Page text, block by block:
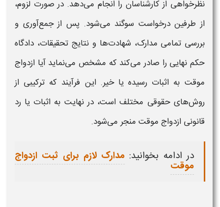
نظرخواهی از کارشناسان را انجام می‌دهد. در صورت لزوم،
از طرفین درخواست سوگند می‌شود. پس از جمع‌آوری و
بررسی تمامی مدارک، شهادت‌ها و نتایج تحقیقات، دادگاه
حکم نهایی را صادر می‌کند که مشخص می‌نماید آیا ازدواج
موقت به اثبات رسیده یا خیر. این فرآیند که ترکیبی از
روش‌های حقوقی مختلف است، در نهایت به اثبات یا رد
قانونی ازدواج موقت منجر می‌شود.
در ادامه بخوانید: مدارک لازم برای ثبت ازدواج
موقت